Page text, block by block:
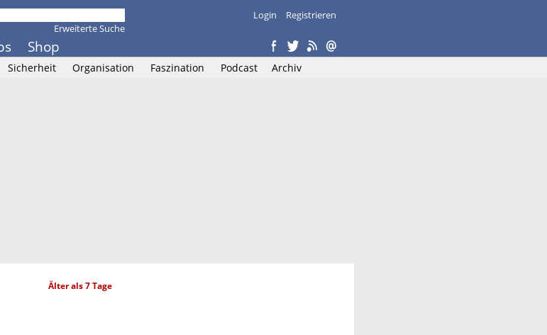
Shop
Erweiterte Suche
Login Registrieren
Sicherheit Organisation Faszination Podcast Archiv
Älter als 7 Tage